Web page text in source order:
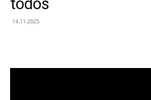
14.11.2025